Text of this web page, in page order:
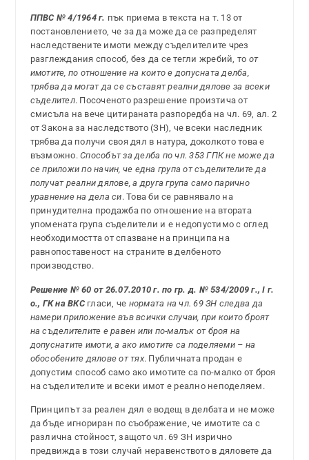
ППВС № 4/1964 г. пък приема в текста на т. 13 от
постановлението, че за да може да се разпределят
наследствените имоти между съделителите чрез
разглеждания способ, без да се тегли жребий, то от
имотите, по отношение на които е допусната делба,
трябва да могат да се съставят реални дялове за всеки
съделител. Посоченото разрешение произтича от
смисъла на вече цитираната разпоредба на чл. 69, ал. 2
от Закона за наследството (ЗН), че всеки наследник
трябва да получи своя дял в натура, доколкото това е
възможно.Способът за делба по чл. 353 ГПК не може да
се приложи по начин, че една група от съделителите да
получат реални дялове, а друга група само парично
уравнение на дела си. Това би се равнявало на
принудителна продажба по отношение на втората
упомената група съделители и е недопустимо с оглед
необходимостта от спазване на принципа на
равнопоставеност на страните в делбеното
производство.
Решение № 60 от 26.07.2010 г. по гр. д. № 534/2009 г., I г.
о., ГК на ВКСгласи, че нормата на чл. 69 ЗН следва да
намери приложение във всички случаи, при които броят
на съделителите е равен или по-малък от броя на
допуснатите имоти, а ако имотите са поделяеми – на
обособените дялове от тях. Публичната продан е
допустим способ само ако имотите са по-малко от броя
на съделителите и всеки имот е реално неподеляем.
Принципът за реален дял е водещ в делбата и не може
да бъде игнориран по съображение, че имотите са с
различна стойност, защото чл. 69 ЗН изрично
предвижда в този случай неравенството в дяловете да